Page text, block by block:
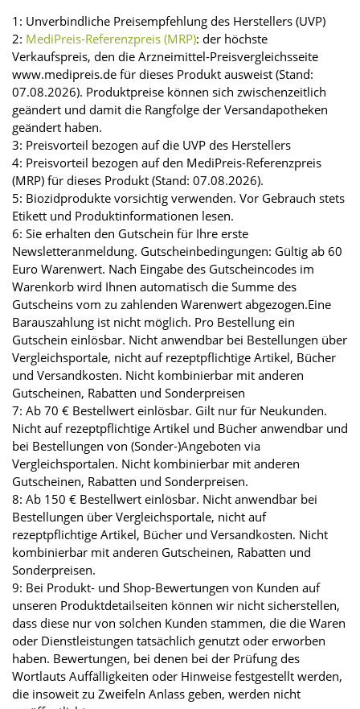
1: Unverbindliche Preisempfehlung des Herstellers (UVP)
2: MediPreis-Referenzpreis (MRP): der höchste
Verkaufspreis, den die Arzneimittel-Preisvergleichsseite
www.medipreis.de für dieses Produkt ausweist (Stand:
07.08.2026). Produktpreise können sich zwischenzeitlich
geändert und damit die Rangfolge der Versandapotheken
geändert haben.
3: Preisvorteil bezogen auf die UVP des Herstellers
4: Preisvorteil bezogen auf den MediPreis-Referenzpreis
(MRP) für dieses Produkt (Stand: 07.08.2026).
5: Biozidprodukte vorsichtig verwenden. Vor Gebrauch stets
Etikett und Produktinformationen lesen.
6: Sie erhalten den Gutschein für Ihre erste
Newsletteranmeldung. Gutscheinbedingungen: Gültig ab 60
Euro Warenwert. Nach Eingabe des Gutscheincodes im
Warenkorb wird Ihnen automatisch die Summe des
Gutscheins vom zu zahlenden Warenwert abgezogen.Eine
Barauszahlung ist nicht möglich. Pro Bestellung ein
Gutschein einlösbar. Nicht anwendbar bei Bestellungen über
Vergleichsportale, nicht auf rezeptpflichtige Artikel, Bücher
und Versandkosten. Nicht kombinierbar mit anderen
Gutscheinen, Rabatten und Sonderpreisen
7: Ab 70 € Bestellwert einlösbar. Gilt nur für Neukunden.
Nicht auf rezeptpflichtige Artikel und Bücher anwendbar und
bei Bestellungen von (Sonder-)Angeboten via
Vergleichsportalen. Nicht kombinierbar mit anderen
Gutscheinen, Rabatten und Sonderpreisen.
8: Ab 150 € Bestellwert einlösbar. Nicht anwendbar bei
Bestellungen über Vergleichsportale, nicht auf
rezeptpflichtige Artikel, Bücher und Versandkosten. Nicht
kombinierbar mit anderen Gutscheinen, Rabatten und
Sonderpreisen.
9: Bei Produkt- und Shop-Bewertungen von Kunden auf
unseren Produktdetailseiten können wir nicht sicherstellen,
dass diese nur von solchen Kunden stammen, die die Waren
oder Dienstleistungen tatsächlich genutzt oder erworben
haben. Bewertungen, bei denen bei der Prüfung des
Wortlauts Auffälligkeiten oder Hinweise festgestellt werden,
die insoweit zu Zweifeln Anlass geben, werden nicht